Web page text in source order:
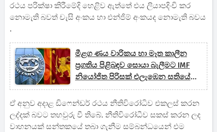
රථය පරික්ෂා කිරීමේදි හෙළිව ඇත්තේ එය ලියාපදිංචි කර
නොමැති බවත් චැසි අංකය හා එන්ජිම් අංකයද නොමැති බවය
.
මීළග ණය වාරිකය හා මෑත කාලීන
ප්‍රගතිය පිළිබඳව සොයා බැලීමට IMF
නියෝජිත පිරිසක් එලැඹෙන සතියේ
දිවයිනට..
ඒ අනුව අදාළ ඩිෆෙන්ඩර් රථය නීතිවිරෝධිව එකලස් කරන
ලද්දක් බවට තහවුරු වී තිබේ. නීතිවිරෝධීව සකස් කරන ලද
වාහනයක් සන්තකයේ තබා ගැනීම සම්බන්ධයෙන් එම